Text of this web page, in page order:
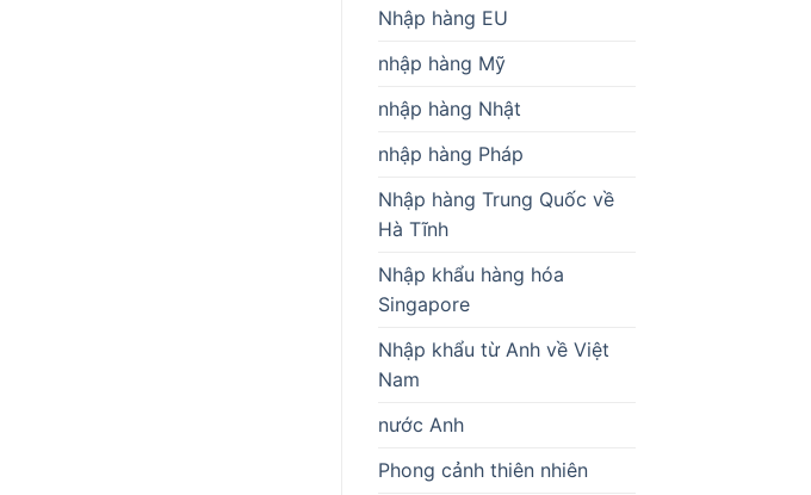
Nhập hàng EU
nhập hàng Mỹ
nhập hàng Nhật
nhập hàng Pháp
Nhập hàng Trung Quốc về
Hà Tĩnh
Nhập khẩu hàng hóa
Singapore
Nhập khẩu từ Anh về Việt
Nam
nước Anh
Phong cảnh thiên nhiên